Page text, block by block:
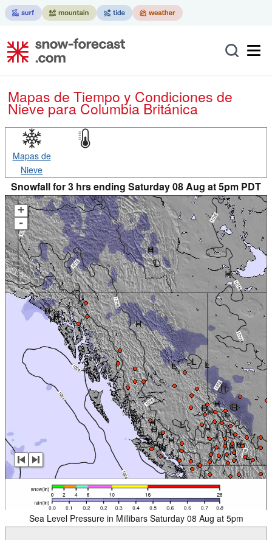
Mapas de Tiempo y Condiciones de
Nievepara Columbia Británica
Mapas de
Nieve
Snowfall for 3 hrs ending Saturday 08 Aug at 5pm PDT
+
-
Sea Level Pressure in Millibars Saturday 08 Aug at 5pm